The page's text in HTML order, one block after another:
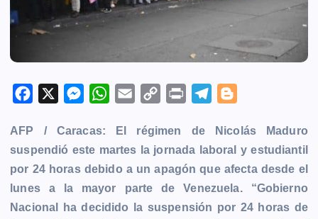
e
b
o
o
M
s
s
e
n
g
W
t
s
A
p
a
i
l
C
p
y
L
i
n
n
t
e
g
r
a
o
g
g
e
r
AFP / Caracas: El régimen de Nicolás Maduro
suspendió este martes la jornada laboral y estudiantil
por 24 horas debido a un apagón que afecta desde el
lunes a la mayor parte de Venezuela. “Gobierno
Nacional ha decidido la suspensión por 24 horas de